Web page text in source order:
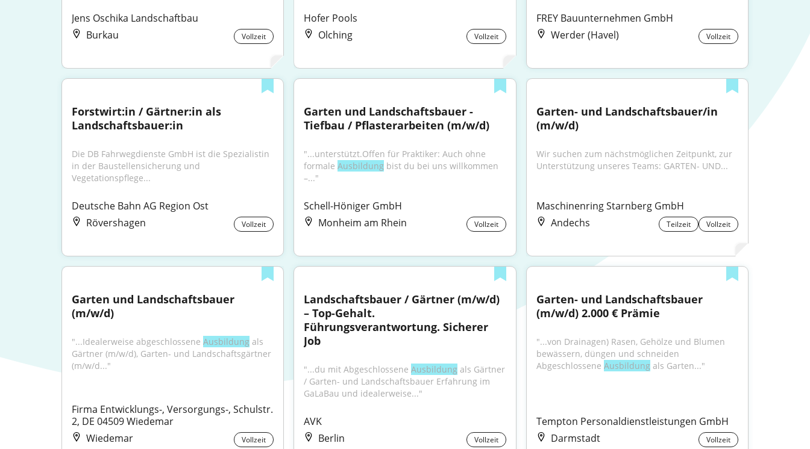
Jens Oschika Landschaftbau
Burkau
Vollzeit
Hofer Pools
Olching
Vollzeit
FREY Bauunternehmen GmbH
Werder (Havel)
Vollzeit
Forstwirt:in / Gärtner:in als
Landschaftsbauer:in
Die DB Fahrwegdienste GmbH ist die Spezialistin
in der Baustellensicherung und
Vegetationspflege...
Deutsche Bahn AG Region Ost
Rövershagen
Vollzeit
Garten und Landschaftsbauer -
Tiefbau / Pflasterarbeiten (m/w/d)
"...unterstützt.Offen für Praktiker: Auch ohne
formale Ausbildung bist du bei uns willkommen
–..."
Schell-Höniger GmbH
Monheim am Rhein
Vollzeit
Garten- und Landschaftsbauer/in
(m/w/d)
Wir suchen zum nächstmöglichen Zeitpunkt, zur
Unterstützung unseres Teams: GARTEN- UND...
Maschinenring Starnberg GmbH
Andechs
Teilzeit Vollzeit
Garten und Landschaftsbauer
(m/w/d)
"...Idealerweise abgeschlossene Ausbildung als
Gärtner (m/w/d), Garten- und Landschaftsgärtner
(m/w/d..."
Firma Entwicklungs-, Versorgungs-, Schulstr.
2, DE 04509 Wiedemar
Wiedemar
Vollzeit
Landschaftsbauer / Gärtner (m/w/d)
– Top-Gehalt.
Führungsverantwortung. Sicherer
Job
"...du mit Abgeschlossene Ausbildung als Gärtner
/ Garten- und Landschaftsbauer Erfahrung im
GaLaBau und idealerweise..."
AVK
Berlin
Vollzeit
Garten- und Landschaftsbauer
(m/w/d) 2.000 € Prämie
"...von Drainagen) Rasen, Gehölze und Blumen
bewässern, düngen und schneiden
Abgeschlossene Ausbildung als Garten..."
Tempton Personaldienstleistungen GmbH
Darmstadt
Vollzeit